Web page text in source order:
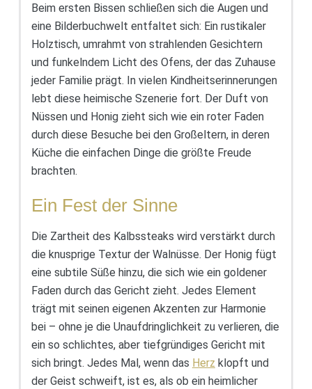
Beim ersten Bissen schließen sich die Augen und
eine Bilderbuchwelt entfaltet sich: Ein rustikaler
Holztisch, umrahmt von strahlenden Gesichtern
und funkelndem Licht des Ofens, der das Zuhause
jeder Familie prägt. In vielen Kindheitserinnerungen
lebt diese heimische Szenerie fort. Der Duft von
Nüssen und Honig zieht sich wie ein roter Faden
durch diese Besuche bei den Großeltern, in deren
Küche die einfachen Dinge die größte Freude
brachten.
Ein Fest der Sinne
Die Zartheit des Kalbssteaks wird verstärkt durch
die knusprige Textur der Walnüsse. Der Honig fügt
eine subtile Süße hinzu, die sich wie ein goldener
Faden durch das Gericht zieht. Jedes Element
trägt mit seinen eigenen Akzenten zur Harmonie
bei – ohne je die Unaufdringlichkeit zu verlieren, die
ein so schlichtes, aber tiefgründiges Gericht mit
sich bringt. Jedes Mal, wenn das Herz klopft und
der Geist schweift, ist es, als ob ein heimlicher